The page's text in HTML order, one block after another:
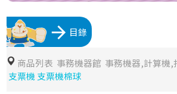
arrow_forward 目錄
商品列表 事務機器館 事務機器,計算機
支票機 支票機棉球